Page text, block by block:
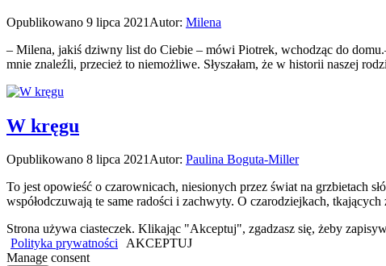
Opublikowano 9 lipca 2021 Autor: Milena
– Milena, jakiś dziwny list do Ciebie – mówi Piotrek, wchodząc do
mnie znaleźli, przecież to niemożliwe. Słyszałam, że w historii naszej
W kręgu
Opublikowano 8 lipca 2021Autor: Paulina Boguta-Miller
To jest opowieść o czarownicach, niesionych przez świat na grzbietach
współodczuwają te same radości i zachwyty. O czarodziejkach,
Strona używa ciasteczek. Klikając "Akceptuj", zgadzasz się, żeby
Polityka prywatności AKCEPTUJ
Manage consent